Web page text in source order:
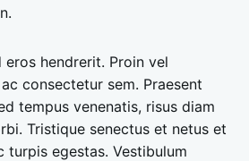
eros hendrerit. Proin vel
consectetur sem. Praesent
tempus venenatis, risus diam
Tristique senectus et netus et
turpis egestas. Vestibulum